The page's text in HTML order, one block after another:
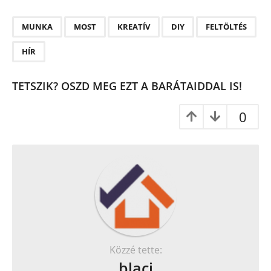
a
MUNKA MOST KREATÍV DIY FELTÖLTÉS
HÍR
TETSZIK? OSZD MEG EZT A BARÁTAIDDAL IS!
0
Közzé tette: